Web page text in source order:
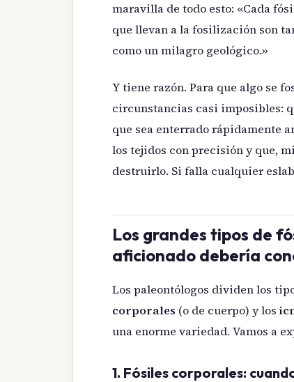
maravilla de todo esto: «Cada
que llevan a la fosilización son
como un milagro geológico.»
Y tiene razón. Para que algo se
circunstancias casi imposibles:
que sea enterrado rápidamente
los tejidos con precisión y que,
destruirlo. Si falla cualquier
Los grandes tipos de
aficionado debería
Los paleontólogos dividen los
corporales (o de cuerpo) y los
una enorme variedad. Vamos a
1. Fósiles corporales: